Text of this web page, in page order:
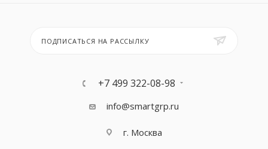
ПОДПИСАТЬСЯ НА РАССЫЛКУ
+7 499 322-08-98
info@smartgrp.ru
г. Москва